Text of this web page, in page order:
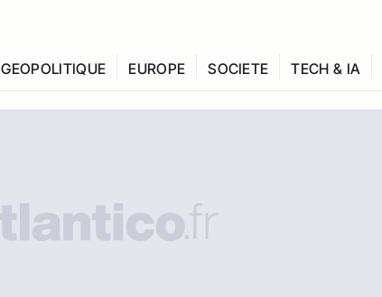
GEOPOLITIQUE EUROPE SOCIETE TECH & IA